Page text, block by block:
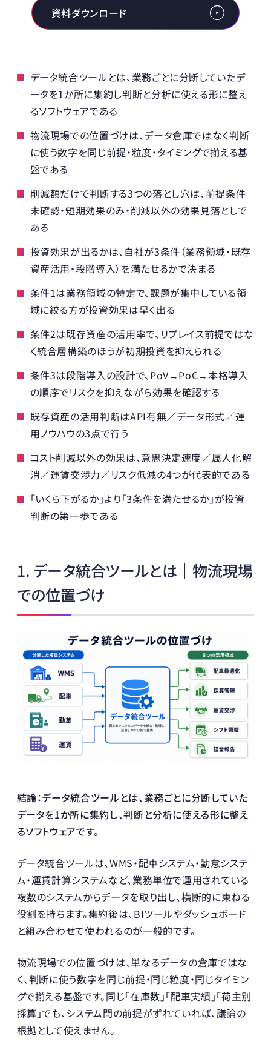
資料ダウンロード
データ統合ツールとは、業務ごとに分断していたデ
ータを1か所に集約し判断と分析に使える形に整え
るソフトウェアである
物流現場での位置づけは、データ倉庫ではなく判断
に使う数字を同じ前提・粒度・タイミングで揃える基
盤である
削減額だけで判断する3つの落とし穴は、前提条件
未確認・短期効果のみ・削減以外の効果見落としで
ある
投資効果が出るかは、自社が3条件（業務領域・既存
資産活用・段階導入）を満たせるかで決まる
条件1は業務領域の特定で、課題が集中している領
域に絞る方が投資効果は早く出る
条件2は既存資産の活用率で、リプレイス前提ではな
く統合層構築のほうが初期投資を抑えられる
条件3は段階導入の設計で、PoV→PoC→本格導入
の順序でリスクを抑えながら効果を確認する
既存資産の活用判断はAPI有無／データ形式／運
用ノウハウの3点で行う
コスト削減以外の効果は、意思決定速度／属人化解
消／運賃交渉力／リスク低減の4つが代表的である
「いくら下がるか」より「3条件を満たせるか」が投資
判断の第一歩である
1. データ統合ツールとは｜物流現場
での位置づけ
結論：データ統合ツールとは、業務ごとに分断していた
データを1か所に集約し、判断と分析に使える形に整え
るソフトウェアです。
データ統合ツールは、WMS・配車システム・勤怠システ
ム・運賃計算システムなど、業務単位で運用されている
複数のシステムからデータを取り出し、横断的に束ねる
役割を持ちます。集約後は、BIツールやダッシュボード
と組み合わせて使われるのが一般的です。
物流現場での位置づけは、単なるデータの倉庫ではな
く、判断に使う数字を同じ前提・同じ粒度・同じタイミン
グで揃える基盤です。同じ「在庫数」「配車実績」「荷主別
採算」でも、システム間の前提がずれていれば、議論の
根拠として使えません。